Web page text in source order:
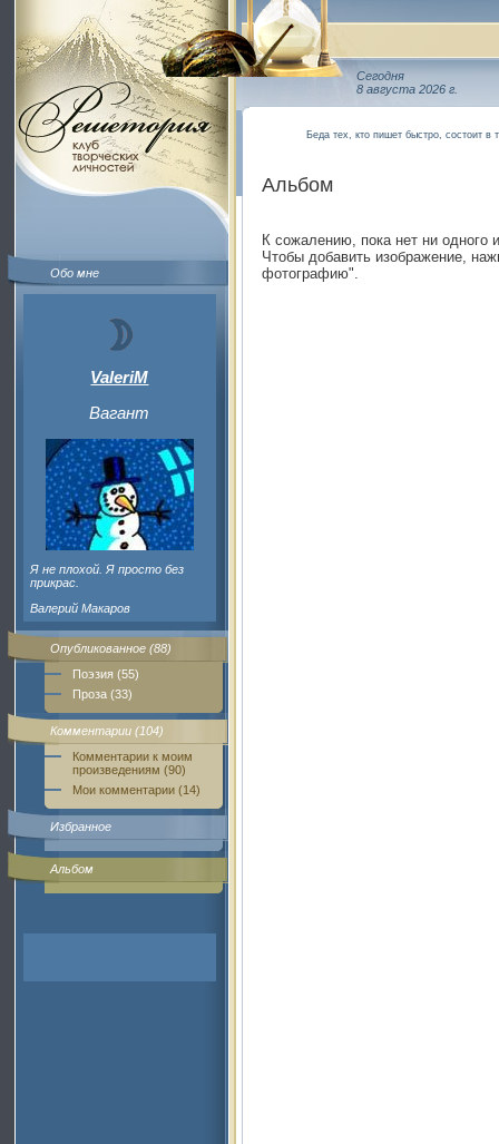
Обо мне
ValeriM
Вагант
Я не плохой. Я просто без
прикрас.
Валерий Макаров
Опубликованное (88)
Поэзия (55)
Проза (33)
Комментарии (104)
Комментарии к моим
произведениям (90)
Мои комментарии (14)
Избранное
Альбом
Сегодня
8 августа 2026 г.
Беда тех, кто пишет быстро, состоит в
Альбом
К сожалению, пока нет ни одного
Чтобы добавить изображение,
фотографию".